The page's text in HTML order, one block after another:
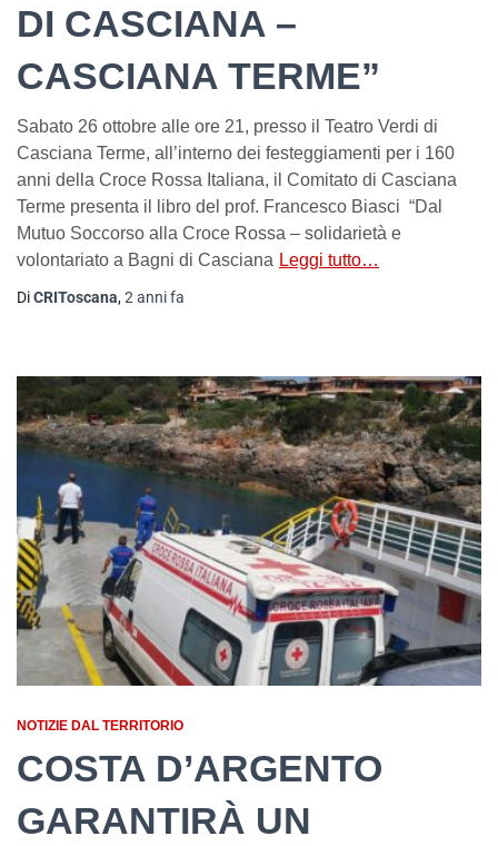
DI CASCIANA –
CASCIANA TERME”
Sabato 26 ottobre alle ore 21, presso il Teatro Verdi di
Casciana Terme, all’interno dei festeggiamenti per i 160
anni della Croce Rossa Italiana, il Comitato di Casciana
Terme presenta il libro del prof. Francesco Biasci “Dal
Mutuo Soccorso alla Croce Rossa – solidarietà e
volontariato a Bagni di Casciana Leggi tutto…
DiCRIToscana,2 annifa
NOTIZIE DAL TERRITORIO
COSTA D’ARGENTO
GARANTIRÀ UN